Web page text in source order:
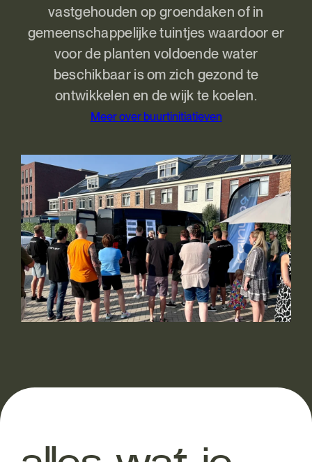
vastgehouden op groendaken of in
gemeenschappelijke tuintjes waardoor er
voor de planten voldoende water
beschikbaar is om zich gezond te
ontwikkelen en de wijk te koelen.
Meer over buurtinitiatieven